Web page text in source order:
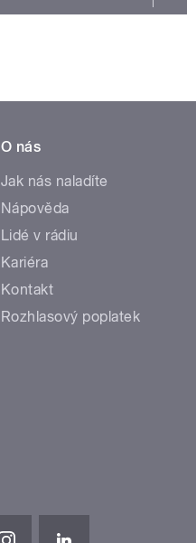
O nás
Jak nás naladíte
Nápověda
Lidé v rádiu
Kariéra
Kontakt
Rozhlasový poplatek